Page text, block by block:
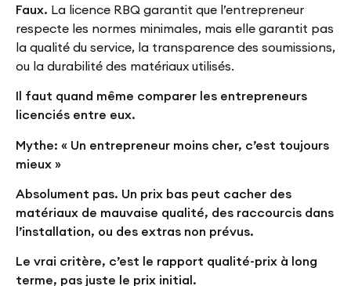
Faux. La licence RBQ garantit que l’entrepreneur
respecte les normes minimales, mais elle garantit pas
la qualité du service, la transparence des soumissions,
ou la durabilité des matériaux utilisés.
Il faut quand même comparer les entrepreneurs
licenciés entre eux.
Mythe: « Un entrepreneur moins cher, c’est toujours
mieux »
Absolument pas. Un prix bas peut cacher des
matériaux de mauvaise qualité, des raccourcis dans
l’installation, ou des extras non prévus.
Le vrai critère, c’est le rapport qualité-prix à long
terme, pas juste le prix initial.